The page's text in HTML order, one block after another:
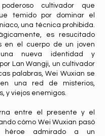
cultivador que
temido por dominar el
una técnica prohibida.
es resucitado
en el cuerpo de un joven
nueva identidad y
Lan Wangji, un cultivador
palabras, Wei Wuxian se
una red de misterios,
y viejos enemigos.
entre el presente y el
cómo Wei Wuxian pasó
admirado a un